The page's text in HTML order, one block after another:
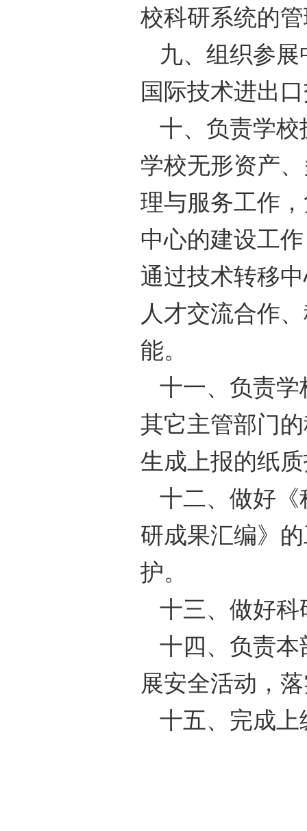
校科研系统的
九、组织参
国际技术进出
十、负责学
学校无形资产
理与服务工作
中心的建设工
通过技术转移
人才交流合作
能。
十一、负责
其它主管部门
生成上报的纸
十二、做好
研成果汇编》
护。
十三、做好
十四、负责
展安全活动，
十五、完成